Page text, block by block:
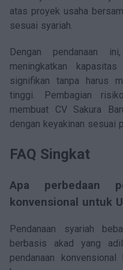
atas proyek usaha
sesuai syariah.
Dengan pendanaan
meningkatkan
signifikan tanpa harus
tinggi. Pembagian
membuat CV Sakura
dengan keyakinan sesuai
FAQ Singkat
Apa perbedaan
konvensional untuk
Pendanaan syariah
berbasis akad yang
pendanaan